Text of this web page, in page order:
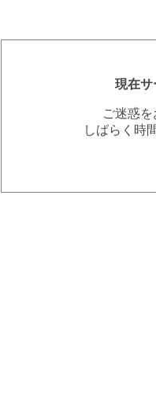
現在サ
ご迷惑を
しばらく時